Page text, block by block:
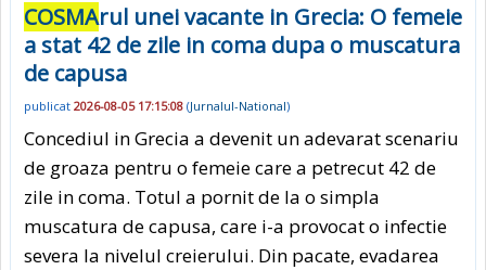
COSMArul unei vacante in Grecia: O femeie
a stat 42 de zile in coma dupa o muscatura
de capusa
publicat 2026-08-05 17:15:08 (Jurnalul-National)
Concediul in Grecia a devenit un adevarat scenariu
de groaza pentru o femeie care a petrecut 42 de
zile in coma. Totul a pornit de la o simpla
muscatura de capusa, care i-a provocat o infectie
severa la nivelul creierului. Din pacate, evadarea